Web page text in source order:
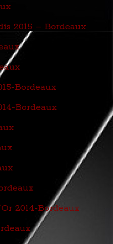
2015 – Bordeaux
Bordeaux
Bordeaux
2014-Bordeaux